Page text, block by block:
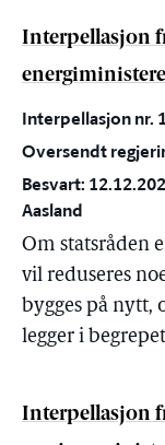
Interpellasjon
Interpellasjon nr.
Oversendt
Besvart:
Aasland
Om statsråden
vil reduseres
bygges på nytt,
legger i
Interpellasjon